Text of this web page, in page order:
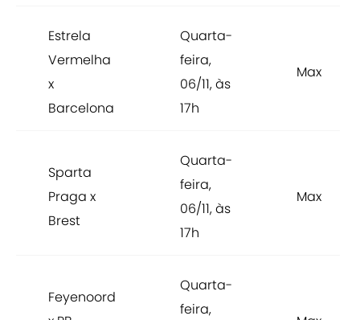
Estrela
Vermelha
x
Barcelona
Quarta-
feira,
06/11, às
17h
Max
Sparta
Praga x
Brest
Quarta-
feira,
06/11, às
17h
Max
Feyenoord
Quarta-
feira,